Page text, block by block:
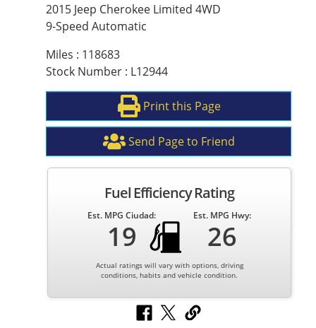
2015 Jeep Cherokee Limited 4WD
9-Speed Automatic
Miles : 118683
Stock Number : L12944
Print this Page
Send Page to Friend
Fuel Efficiency Rating
Est. MPG Ciudad:
19
Est. MPG Hwy:
26
Actual ratings will vary with options, driving
conditions, habits and vehicle condition.